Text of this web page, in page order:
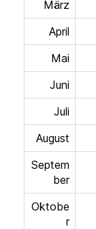
März
April
Mai
Juni
Juli
August
Septem
ber
Oktobe
r